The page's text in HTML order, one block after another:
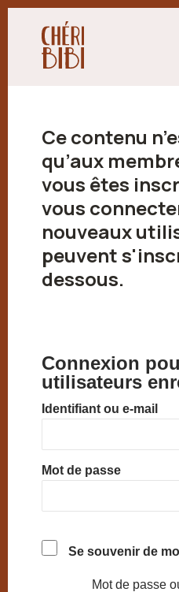
Ce contenu
qu’aux
vous êtes
vous
nouveaux
peuvent
dessous.
Connexion
utilisateurs
Identifiant ou e-mail
Mot de passe
Se souvenir de
Mot de passe